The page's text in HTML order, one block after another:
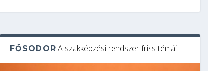
FŐSODOR A szakképzési rendszer friss témái